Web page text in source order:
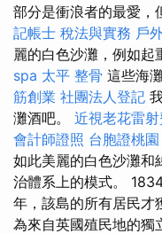
部分是衝浪者的最愛，
記帳士 稅法與實務 戶
麗的白色沙灘，例如起
spa 太平 整骨 這些海
筋創業 社團法人登記
灘酒吧。 近視老花雷
會計師證照 台胞證桃園
如此美麗的白色沙灘和
治體系上的模式。
年，該島的所有居民才
為來自英國殖民地的獨